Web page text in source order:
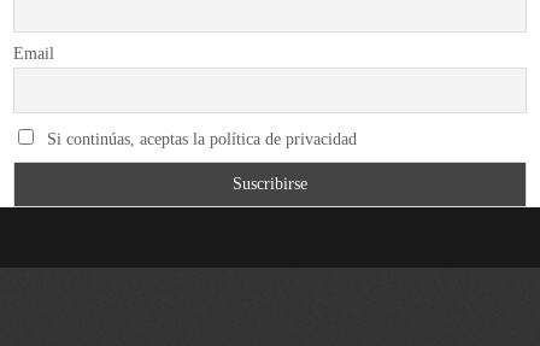
Email
Si continúas, aceptas la política de privacidad